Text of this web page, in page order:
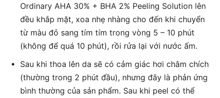
Ordinary AHA 30% + BHA 2% Peeling Solution lên
đều khắp mặt, xoa nhẹ nhàng cho đến khi chuyển
từ màu đỏ sang tím tím trong vòng 5 – 10 phút
(không để quá 10 phút), rồi rửa lại với nước ấm.
Sau khi thoa lên da sẽ có cảm giác hơi châm chích
(thường trong 2 phút đầu), nhưng đây là phản ứng
bình thường của sản phẩm. Sau khi peel có thể